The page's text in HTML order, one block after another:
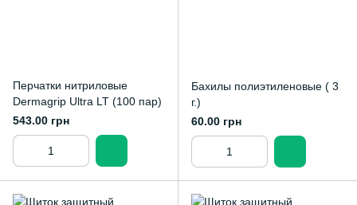
Перчатки нитриловые
Dermagrip Ultra LT (100 пар)
543.00 грн
Бахилы полиэтиленовые ( 3
г.)
60.00 грн